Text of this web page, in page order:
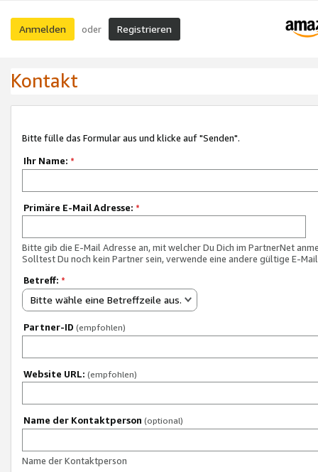
Anmelden oder Registrieren
Kontakt
Bitte fülle das Formular aus und klicke auf "Senden".
Ihr Name: *
Primäre E-Mail Adresse: *
Bitte gib die E-Mail Adresse an, mit welcher Du Dich im PartnerNet
Solltest Du noch kein Partner sein, verwende eine andere gültige E-
Betreff: *
Bitte wähle eine Betreffzeile aus.
Partner-ID (empfohlen)
Website URL: (empfohlen)
Name der Kontaktperson (optional)
Name der Kontaktperson